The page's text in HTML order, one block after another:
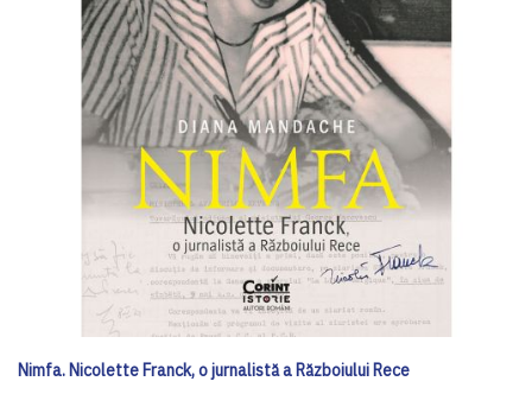
Nimfa. Nicolette Franck, o jurnalistă a Războiului Rece